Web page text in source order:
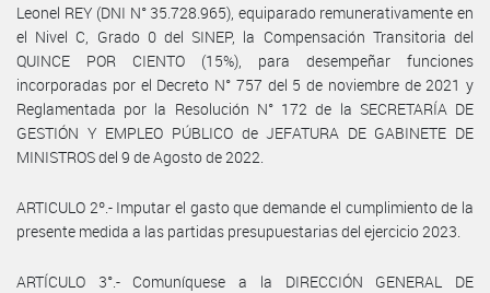
Leonel REY (DNI N° 35.728.965), equiparado remunerativamente en
el Nivel C, Grado 0 del SINEP, la Compensación Transitoria del
QUINCE POR CIENTO (15%), para desempeñar funciones
incorporadas por el Decreto N° 757 del 5 de noviembre de 2021 y
Reglamentada por la Resolución N° 172 de la SECRETARÍA DE
GESTIÓN Y EMPLEO PÚBLICO de JEFATURA DE GABINETE DE
MINISTROS del 9 de Agosto de 2022.
ARTICULO 2º.- Imputar el gasto que demande el cumplimiento de la
presente medida a las partidas presupuestarias del ejercicio 2023.
ARTÍCULO 3°.- Comuníquese a la DIRECCIÓN GENERAL DE